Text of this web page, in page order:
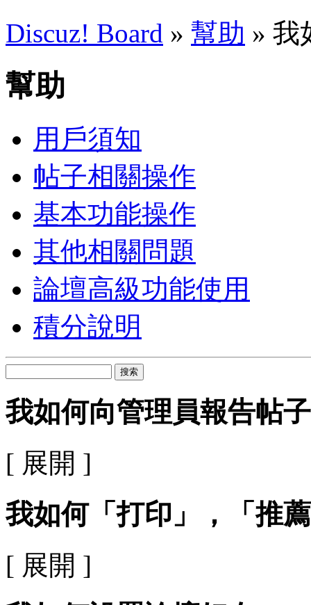
Discuz! Board » 幫助 » 我
幫助
用戶須知
帖子相關操作
基本功能操作
其他相關問題
論壇高級功能使用
積分說明
搜索
我如何向管理員報告帖子
[ 展開 ]
我如何「打印」，「推
[ 展開 ]